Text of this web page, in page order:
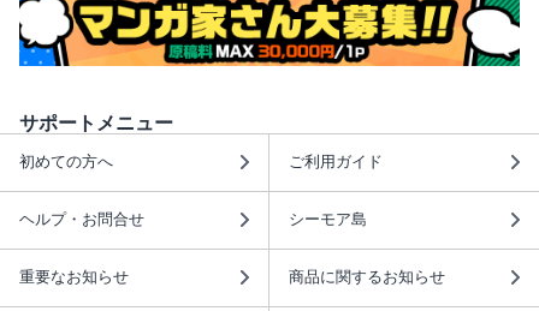
サポートメニュー
初めての方へ ご利用ガイド
ヘルプ・お問合せ シーモア島
重要なお知らせ 商品に関するお知らせ